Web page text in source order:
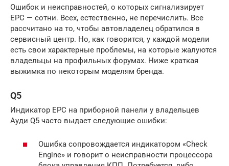
Ошибок и неисправностей, о которых сигнализирует
EPC — сотни. Всех, естественно, не перечислить. Все
рассчитано на то, чтобы автовладелец обратился в
сервисный центр. Но, как говорится, у каждой модели
есть свои характерные проблемы, на которые жалуются
владельцы на профильных форумах. Ниже краткая
выжимка по некоторым моделям бренда.
Q5
Индикатор EPC на приборной панели у владельцев
Ауди Q5 часто выдает следующие ошибки:
Ошибка сопровождается индикатором «Check
Engine» и говорит о неисправности процессора